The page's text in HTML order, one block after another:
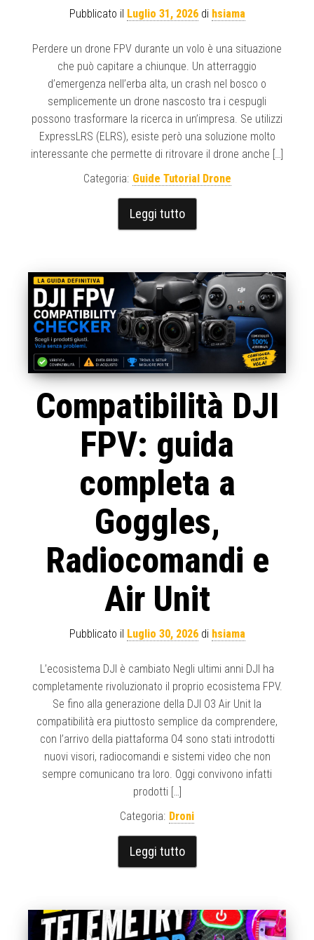
Pubblicato il Luglio 31, 2026di hsiama
Perdere un drone FPV durante un volo è una situazione
che può capitare a chiunque. Un atterraggio
d’emergenza nell’erba alta, un crash nel bosco o
semplicemente un drone nascosto tra i cespugli
possono trasformare la ricerca in un’impresa. Se utilizzi
ExpressLRS (ELRS), esiste però una soluzione molto
interessante che permette di ritrovare il drone anche […]
Categoria: Guide Tutorial Drone
Leggi tutto
Compatibilità DJI
FPV: guida
completa a
Goggles,
Radiocomandi e
Air Unit
Pubblicato il Luglio 30, 2026di hsiama
L’ecosistema DJI è cambiato Negli ultimi anni DJI ha
completamente rivoluzionato il proprio ecosistema FPV.
Se fino alla generazione della DJI O3 Air Unit la
compatibilità era piuttosto semplice da comprendere,
con l’arrivo della piattaforma O4 sono stati introdotti
nuovi visori, radiocomandi e sistemi video che non
sempre comunicano tra loro. Oggi convivono infatti
prodotti […]
Categoria: Droni
Leggi tutto